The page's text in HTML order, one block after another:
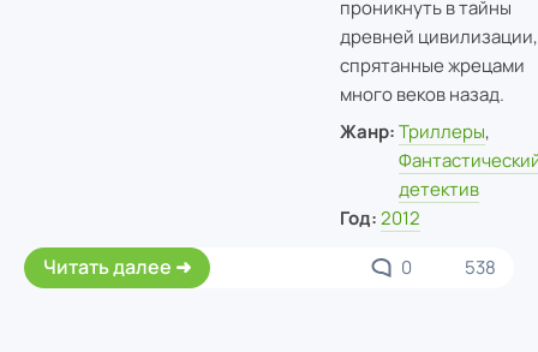
проникнуть в тайны
древней цивилизации,
спрятанные жрецами
много веков назад.
Жанр: Триллеры,
детектив
Год: 2012
Читать далее 0 538